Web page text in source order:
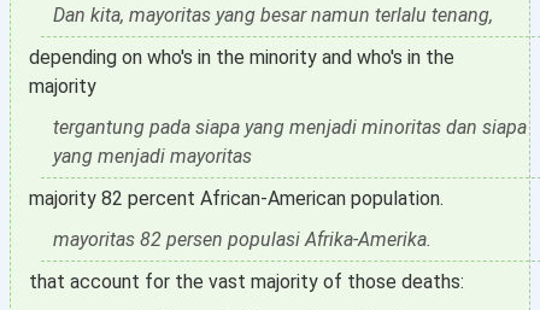
Dan kita, mayoritas yang besar namun terlalu tenang,
depending on who's in the minority and who's in the
majority
tergantung pada siapa yang menjadi minoritas dan siapa
yang menjadi mayoritas
majority 82 percent African-American population.
mayoritas 82 persen populasi Afrika-Amerika.
that account for the vast majority of those deaths: